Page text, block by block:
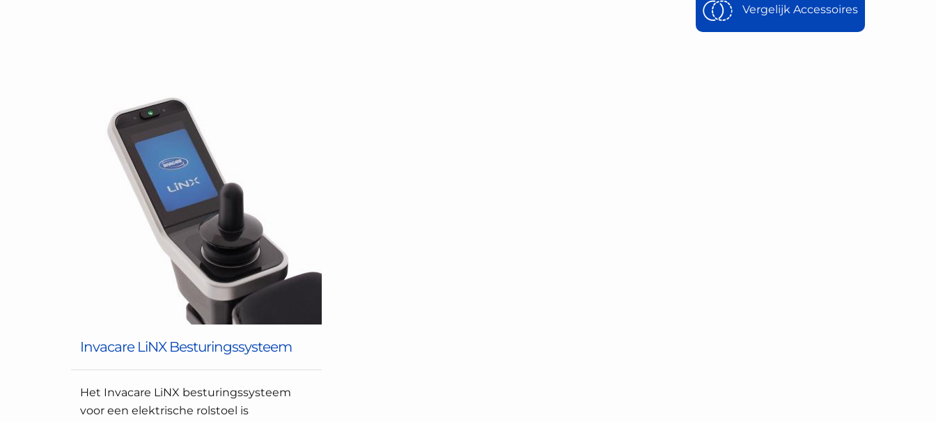
Vergelijk Accessoires
Invacare LiNX Besturingssysteem
Het Invacare LiNX besturingssysteem
voor een elektrische rolstoel is